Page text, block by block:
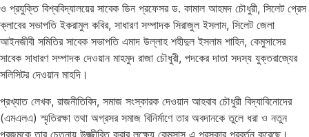
ও প্রযুক্তি বিশ্ববিদ্যালয়ের সাবেক ডিন প্রফেসর ড. কামাল আহমদ চৌধুরী, সিলেট প্রেস
ক্লাবের সভাপতি ইকরামুল কবির, সাধারণ সম্পাদক সিরাজুল ইসলাম, সিলেট জেলা
আইনজীবী সমিতির সাবেক সভাপতি এমাদ উল্লাহ শহীদুল ইসলাম শাহিন, কেমুসাসের
সাবেক সাধারণ সম্পাদক দেওয়ান মাহমুদ রাজা চৌধুরী, পদকের দাতা সদস্য যুক্তরাজ্যের
সলিসিটর দেওয়ান মাহদি।
প্রখ্যাত লেখক, রাজনীতিবিদ, সমাজ সংস্কারক দেওয়ান আহবাব চৌধুরী বিদ্যাবিনোদের
(এমএলএ) স্মৃতিরক্ষা তথা অগ্রসর সমাজ বিনির্মাণে তার অবদানকে তুলে ধরা ও নতুন
প্রজন্মকে তার চেতনায় উজ্জীবিত করার লক্ষ্যে কেমুসাস এ পুরস্কার প্রবর্তন করেছে।